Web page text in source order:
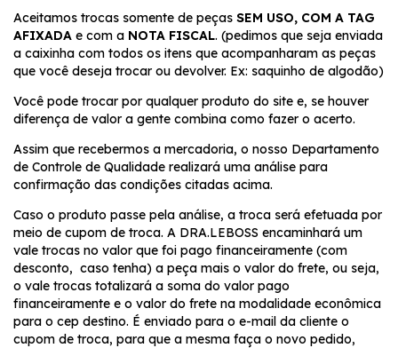
Aceitamos trocas somente de peças SEM USO, COM A TAG
AFIXADA e com a NOTA FISCAL. (pedimos que seja enviada
a caixinha com todos os itens que acompanharam as peças
que você deseja trocar ou devolver. Ex: saquinho de algodão)
Você pode trocar por qualquer produto do site e, se houver
diferença de valor a gente combina como fazer o acerto.
Assim que recebermos a mercadoria, o nosso Departamento
de Controle de Qualidade realizará uma análise para
confirmação das condições citadas acima.
Caso o produto passe pela análise, a troca será efetuada por
meio de cupom de troca. A DRA.LEBOSS encaminhará um
vale trocas no valor que foi pago financeiramente (com
desconto, caso tenha) a peça mais o valor do frete, ou seja,
o vale trocas totalizará a soma do valor pago
financeiramente e o valor do frete na modalidade econômica
para o cep destino. É enviado para o e-mail da cliente o
cupom de troca, para que a mesma faça o novo pedido,